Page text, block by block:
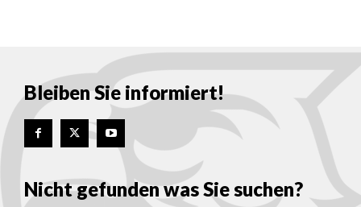
Bleiben Sie informiert!
Nicht gefunden was Sie suchen?